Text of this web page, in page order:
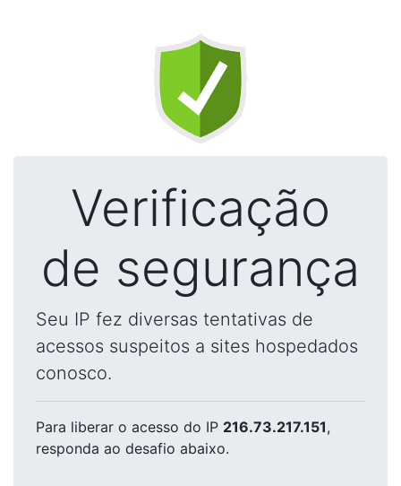
Verificação
de segurança
Seu IP fez diversas tentativas de
acessos suspeitos a sites hospedados
conosco.
Para liberar o acesso do IP 216.73.217.151,
responda ao desafio abaixo.